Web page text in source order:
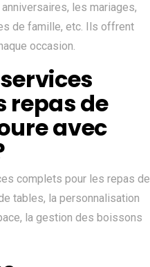
les mariages,
de famille, etc. Ils offrent
occasion.
repas de
avec
complets pour les repas de
tables, la personnalisation
la gestion des boissons